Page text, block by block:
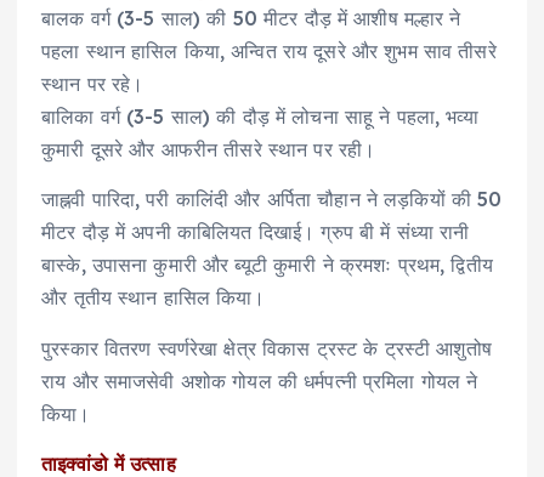
बालक वर्ग (3-5 साल) की 50 मीटर दौड़ में आशीष मल्हार ने
पहला स्थान हासिल किया, अन्वित राय दूसरे और शुभम साव तीसरे
स्थान पर रहे।
बालिका वर्ग (3-5 साल) की दौड़ में लोचना साहू ने पहला, भव्या
कुमारी दूसरे और आफरीन तीसरे स्थान पर रही।
जाह्नवी पारिदा, परी कालिंदी और अर्पिता चौहान ने लड़कियों की 50
मीटर दौड़ में अपनी काबिलियत दिखाई। ग्रुप बी में संध्या रानी
बास्के, उपासना कुमारी और ब्यूटी कुमारी ने क्रमशः प्रथम, द्वितीय
और तृतीय स्थान हासिल किया।
पुरस्कार वितरण स्वर्णरेखा क्षेत्र विकास ट्रस्ट के ट्रस्टी आशुतोष
राय और समाजसेवी अशोक गोयल की धर्मपत्नी प्रमिला गोयल ने
किया।
ताइक्वांडो में उत्साह